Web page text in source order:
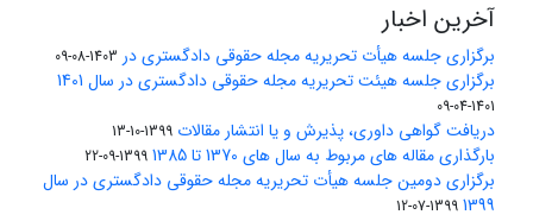
آخرین اخبار
برگزاری جلسه هیأت تحریریه مجله حقوقی دادگستری در 1403-08-09
برگزاری جلسه هیئت تحریریه مجله حقوقی دادگستری در سال 1401
1401-04-09
دریافت گواهی داوری، پذیرش و یا انتشار مقالات 1399-10-13
بارگذاری مقاله های مربوط به سال های 1370 تا 1385 1399-09-22
برگزاری دومین جلسه هیأت تحریریه مجله حقوقی دادگستری در سال
1399
1399-07-12